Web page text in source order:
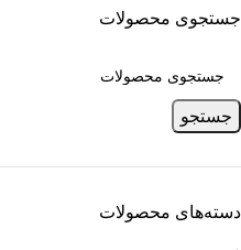
جستجوی محصولات
جستجو
دسته‌های محصولات